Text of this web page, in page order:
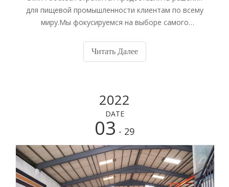
для пищевой промышленности клиентам по всему
миру.Мы фокусируемся на выборе самого
оборудования по супер разумным ценам,
построении репутации бренда на основе
машиностроения.
Читать Далее
2022
DATE
03 - 29